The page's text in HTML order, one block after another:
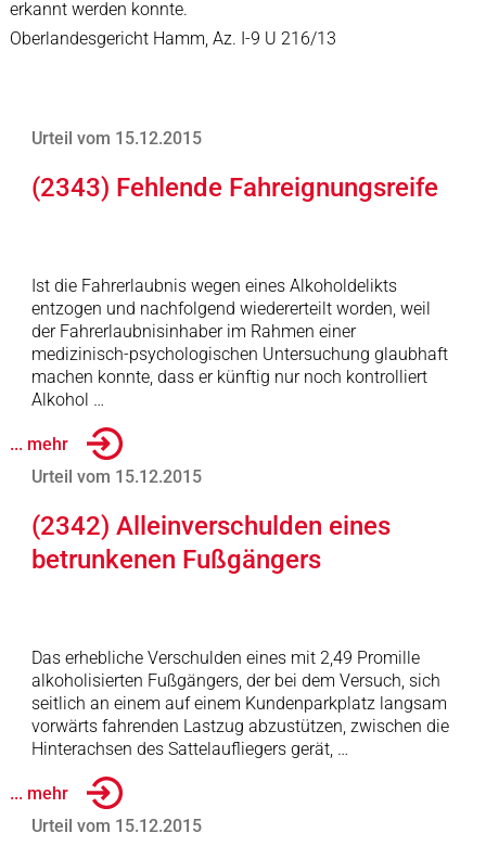
erkannt werden konnte.
Oberlandesgericht Hamm, Az. I-9 U 216/13
Urteil vom 15.12.2015
(2343) Fehlende Fahreignungsreife
Ist die Fahrerlaubnis wegen eines Alkoholdelikts
entzogen und nachfolgend wiedererteilt worden, weil
der Fahrerlaubnisinhaber im Rahmen einer
medizinisch-psychologischen Untersuchung glaubhaft
machen konnte, dass er künftig nur noch kontrolliert
Alkohol …
... mehr
Urteil vom 15.12.2015
(2342) Alleinverschulden eines
betrunkenen Fußgängers
Das erhebliche Verschulden eines mit 2,49 Promille
alkoholisierten Fußgängers, der bei dem Versuch, sich
seitlich an einem auf einem Kundenparkplatz langsam
vorwärts fahrenden Lastzug abzustützen, zwischen die
Hinterachsen des Sattelaufliegers gerät, …
... mehr
Urteil vom 15.12.2015